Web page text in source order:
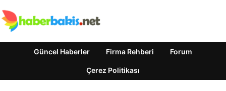
Güncel Haberler Firma Rehberi Forum
Çerez Politikası